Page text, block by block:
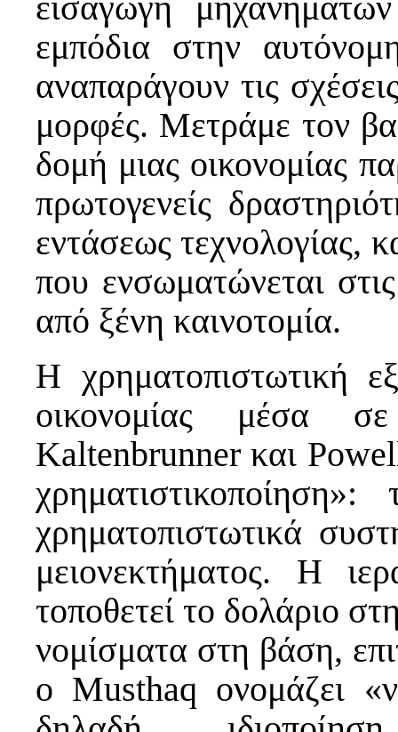
εμπόδια στην
αναπαράγουν τις
μορφές. Μετράμε τον
δομή μιας οικονομίας
πρωτογενείς
εντάσεως τεχνολογίας,
που ενσωματώνεται
από ξένη καινοτομία.
Η χρηματοπιστωτική
οικονομίας μέσα
Kaltenbrunner και
χρηματοπιστωτικά
μειονεκτήματος. Η
τοποθετεί το δολάριο
νομίσματα στη βάση,
ο Musthaq ονομάζει